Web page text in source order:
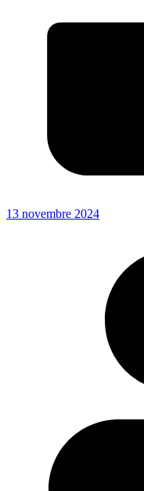
13 novembre 2024